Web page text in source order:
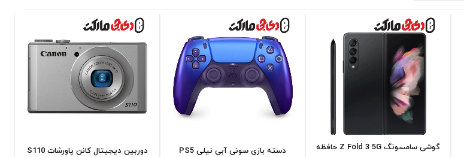
دوربین دیجیتال کانن پاورشات S110
دسته بازی سونی آبی نیلی PS5
گوشی سامسونگ Z Fold 3 5G حافظه